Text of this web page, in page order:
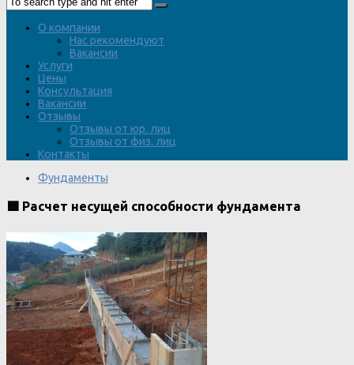
О компании
Нас рекомендуют
Вакансии
Услуги
Цены
Консультация
Вакансии
Отзывы
Отзывы от юр. лиц
Отзывы от физ. лиц
Контакты
Фундаменты
🟩 Расчет несущей способности фундамента